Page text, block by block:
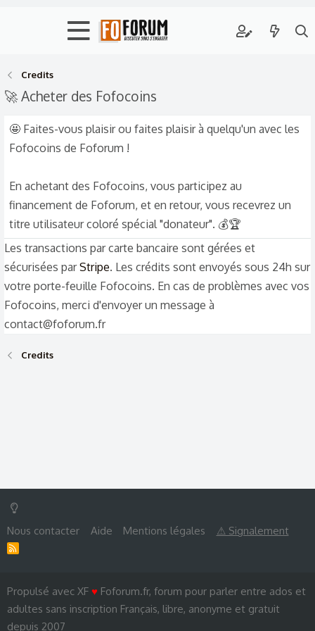
Credits
🚀 Acheter des Fofocoins
🤩 Faites-vous plaisir ou faites plaisir à quelqu'un avec les
Fofocoins de Foforum !
En achetant des Fofocoins, vous participez au
financement de Foforum, et en retour, vous recevrez un
titre utilisateur coloré spécial "donateur". 💰🏆
Les transactions par carte bancaire sont gérées et
sécurisées parStripe. Les crédits sont envoyés sous 24h sur
votre porte-feuille Fofocoins. En cas de problèmes avec vos
Fofocoins, merci d'envoyer un message à
contact@foforum.fr
Credits
Nous contacter Aide Mentions légales ⚠ Signalement
Propulsé avec XF ♥ Foforum.fr, forum pour parler entre ados et
adultes sans inscription Français, libre, anonyme et gratuit
depuis 2007